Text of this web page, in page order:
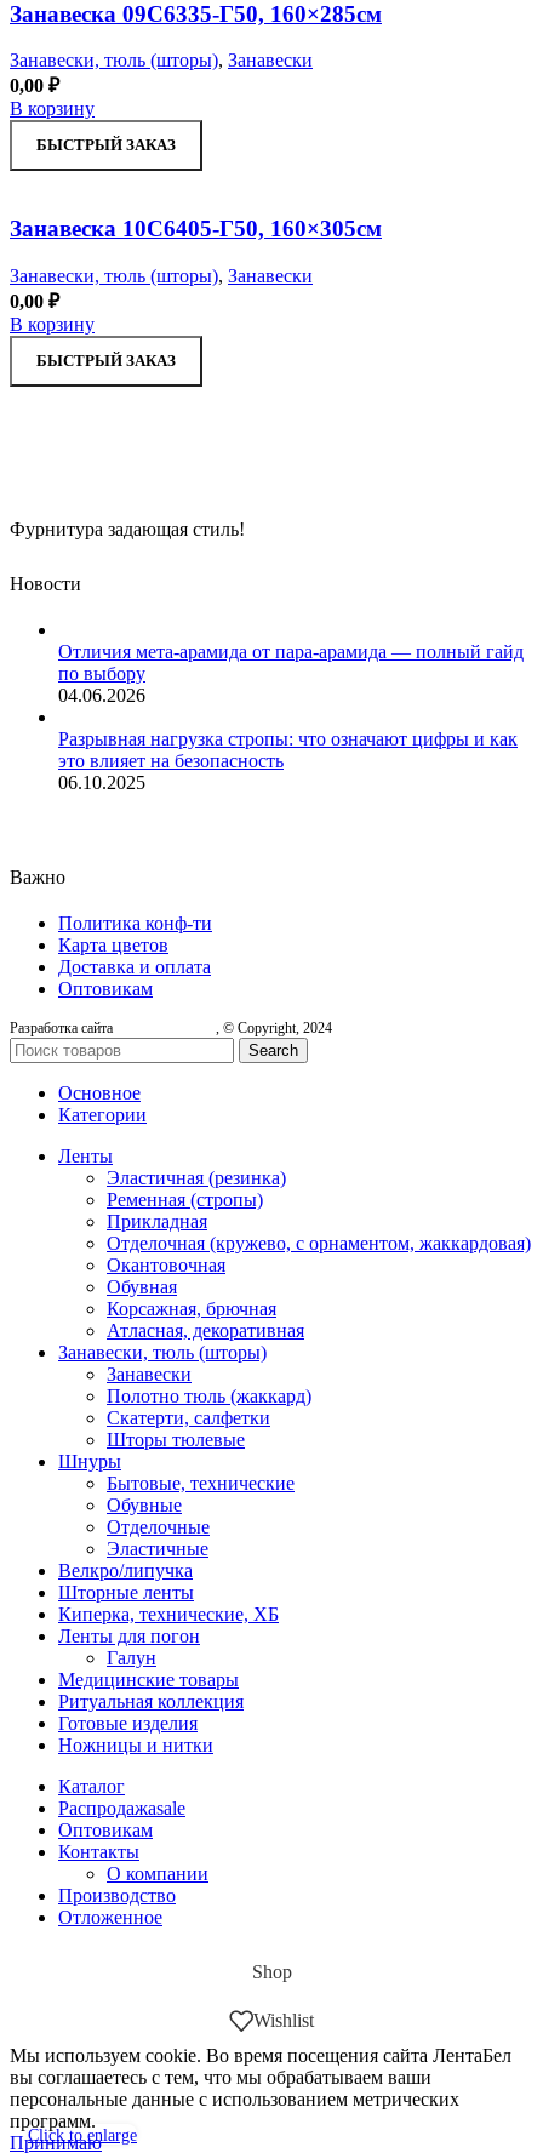
Click to enlarge
В отложенное
Занавеска 09С6335-Г50, 160×285см
Занавески, тюль (шторы), Занавески
0,00 ₽
В корзину
БЫСТРЫЙ ЗАКАЗ
В отложенное
Занавеска 10С6405-Г50, 160×305см
Занавески, тюль (шторы), Занавески
0,00 ₽
В корзину
БЫСТРЫЙ ЗАКАЗ
Фурнитура задающая стиль!
Новости
Отличия мета-арамида от пара-арамида — полный гайд
по выбору
04.06.2026
Разрывная нагрузка стропы: что означают цифры и как
это влияет на безопасность
06.10.2025
Важно
Политика конф-ти
Карта цветов
Доставка и оплата
Оптовикам
Разработка сайта , © Copyright, 2024
Search
Основное
Категории
Ленты
Эластичная (резинка)
Ременная (стропы)
Прикладная
Отделочная (кружево, с орнаментом, жаккардовая)
Окантовочная
Обувная
Корсажная, брючная
Атласная, декоративная
Занавески, тюль (шторы)
Занавески
Полотно тюль (жаккард)
Скатерти, салфетки
Шторы тюлевые
Шнуры
Бытовые, технические
Обувные
Отделочные
Эластичные
Велкро/липучка
Шторные ленты
Киперка, технические, ХБ
Ленты для погон
Галун
Медицинские товары
Ритуальная коллекция
Готовые изделия
Ножницы и нитки
Каталог
Распродажаsale
Оптовикам
Контакты
О компании
Производство
Отложенное
Shop
Wishlist
Мы используем cookie. Во время посещения сайта ЛентаБел
вы соглашаетесь с тем, что мы обрабатываем ваши
персональные данные с использованием метрических
программ.
Принимаю